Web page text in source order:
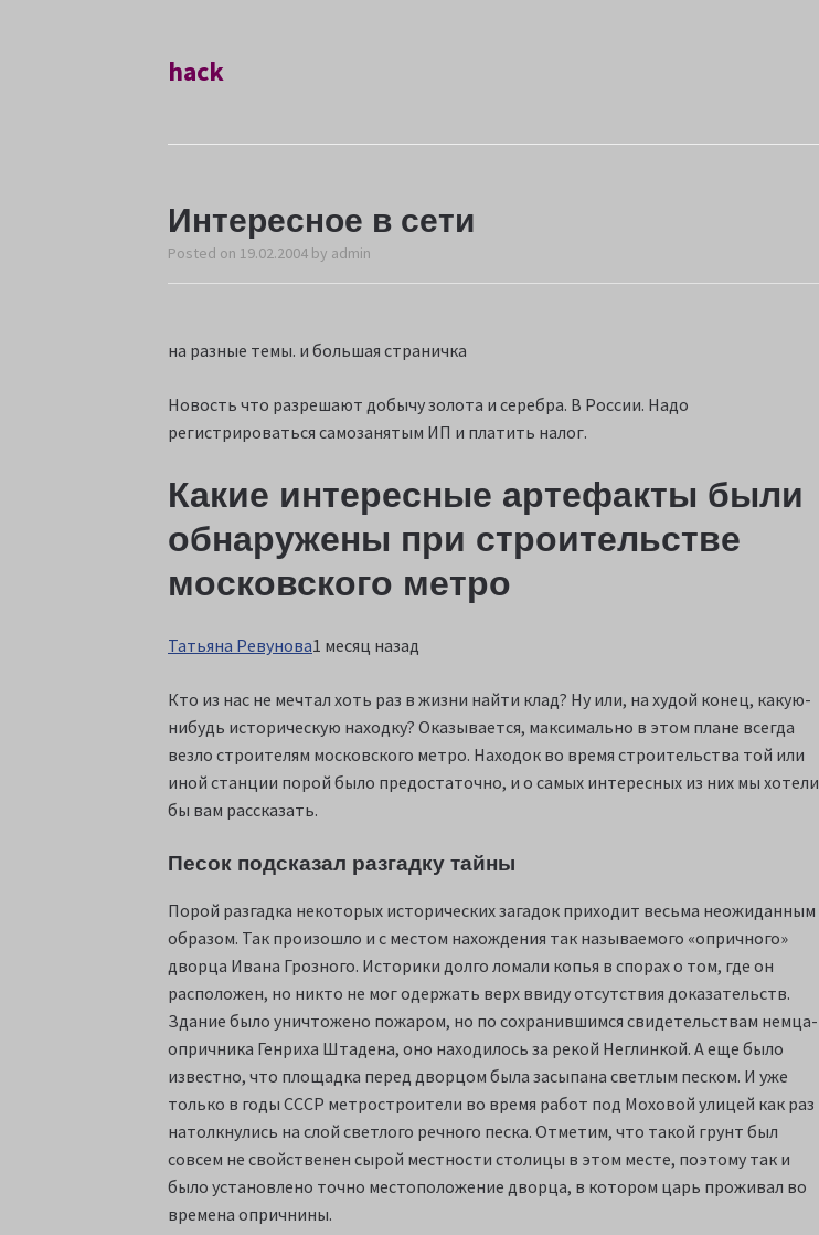
hack
Интересное в сети
Posted on 19.02.2004 by admin
на разные темы. и большая страничка
Новость что разрешают добычу золота и серебра. В России. Надо
регистрироваться самозанятым ИП и платить налог.
Какие интересные артефакты были
обнаружены при строительстве
московского метро
Татьяна Ревунова1 месяц назад
Кто из нас не мечтал хоть раз в жизни найти клад? Ну или, на худой конец, какую-
нибудь историческую находку? Оказывается, максимально в этом плане всегда
везло строителям московского метро. Находок во время строительства той или
иной станции порой было предостаточно, и о самых интересных из них мы хотели
бы вам рассказать.
Песок подсказал разгадку тайны
Порой разгадка некоторых исторических загадок приходит весьма неожиданным
образом. Так произошло и с местом нахождения так называемого «опричного»
дворца Ивана Грозного. Историки долго ломали копья в спорах о том, где он
расположен, но никто не мог одержать верх ввиду отсутствия доказательств.
Здание было уничтожено пожаром, но по сохранившимся свидетельствам немца-
опричника Генриха Штадена, оно находилось за рекой Неглинкой. А еще было
известно, что площадка перед дворцом была засыпана светлым песком. И уже
только в годы СССР метростроители во время работ под Моховой улицей как раз
натолкнулись на слой светлого речного песка. Отметим, что такой грунт был
совсем не свойственен сырой местности столицы в этом месте, поэтому так и
было установлено точно местоположение дворца, в котором царь проживал во
времена опричнины.